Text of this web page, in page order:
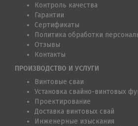
Контроль качества
Гарантии
Сертификаты
Политика обработки
Отзывы
Контакты
ПРОИЗВОДСТВО И УСЛУГИ
Винтовые сваи
Установка свайно-винтовых
Проектирование
Доставка винтовых свай
Инженерные изыскания